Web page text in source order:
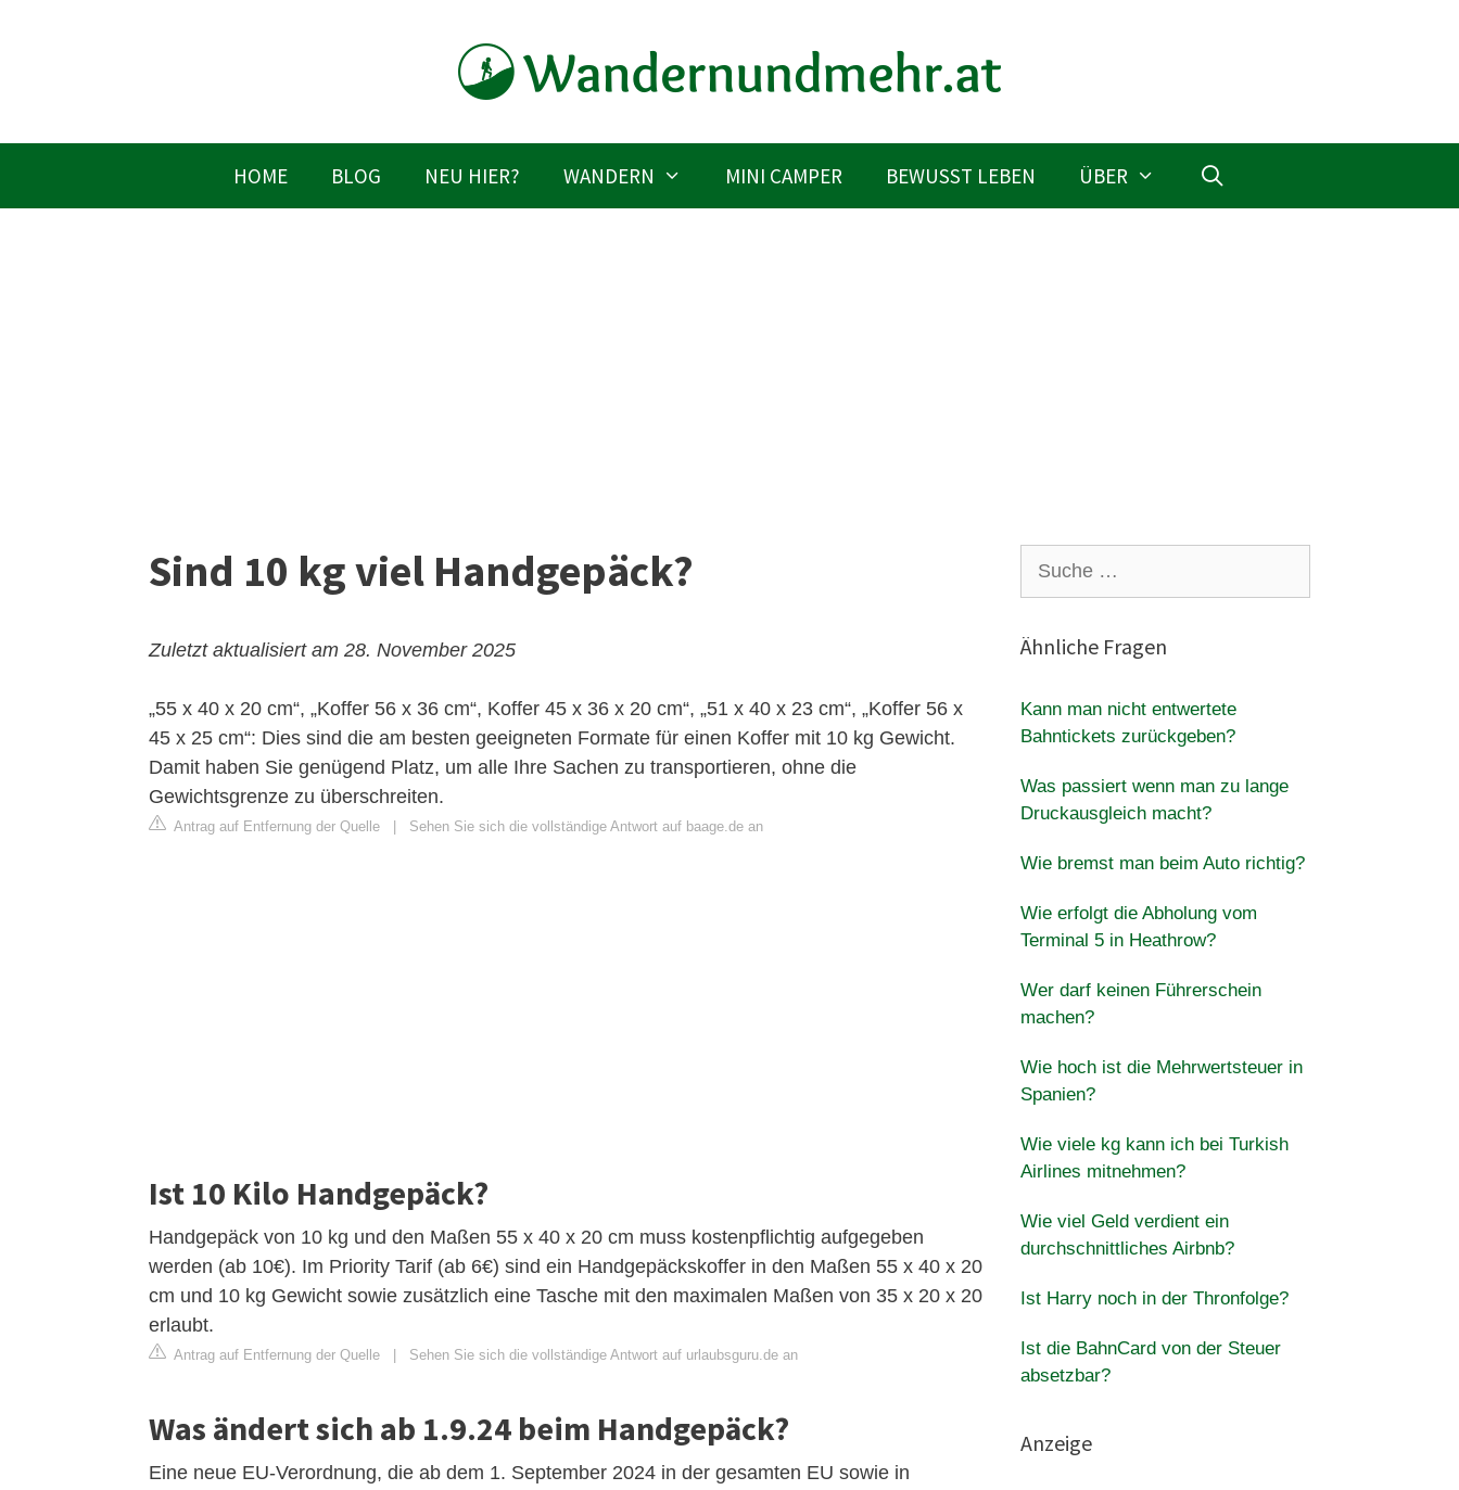
HOME BLOG NEU HIER? WANDERN MINI CAMPER BEWUSST LEBEN ÜBER
Sind 10 kg viel Handgepäck?
Zuletzt aktualisiert am 28. November 2025
„55 x 40 x 20 cm“, „Koffer 56 x 36 cm“, Koffer 45 x 36 x 20 cm“, „51 x 40 x 23 cm“, „Koffer 56 x
45 x 25 cm“: Dies sind die am besten geeigneten Formate für einen Koffer mit 10 kg Gewicht.
Damit haben Sie genügend Platz, um alle Ihre Sachen zu transportieren, ohne die
Gewichtsgrenze zu überschreiten.
Antrag auf Entfernung der Quelle Sehen Sie sich die vollständige Antwort auf baage.de an
Ist 10 Kilo Handgepäck?
Handgepäck von 10 kg und den Maßen 55 x 40 x 20 cm muss kostenpflichtig aufgegeben
werden (ab 10€). Im Priority Tarif (ab 6€) sind ein Handgepäckskoffer in den Maßen 55 x 40 x 20
cm und 10 kg Gewicht sowie zusätzlich eine Tasche mit den maximalen Maßen von 35 x 20 x 20
erlaubt.
Antrag auf Entfernung der Quelle Sehen Sie sich die vollständige Antwort auf urlaubsguru.de an
Was ändert sich ab 1.9.24 beim Handgepäck?
Eine neue EU-Verordnung, die ab dem 1. September 2024 in der gesamten EU sowie in
nach:
Ähnliche Fragen
Kann man nicht entwertete
Bahntickets zurückgeben?
Was passiert wenn man zu lange
Druckausgleich macht?
Wie bremst man beim Auto richtig?
Wie erfolgt die Abholung vom
Terminal 5 in Heathrow?
Wer darf keinen Führerschein
machen?
Wie hoch ist die Mehrwertsteuer in
Spanien?
Wie viele kg kann ich bei Turkish
Airlines mitnehmen?
Wie viel Geld verdient ein
durchschnittliches Airbnb?
Ist Harry noch in der Thronfolge?
Ist die BahnCard von der Steuer
absetzbar?
Anzeige